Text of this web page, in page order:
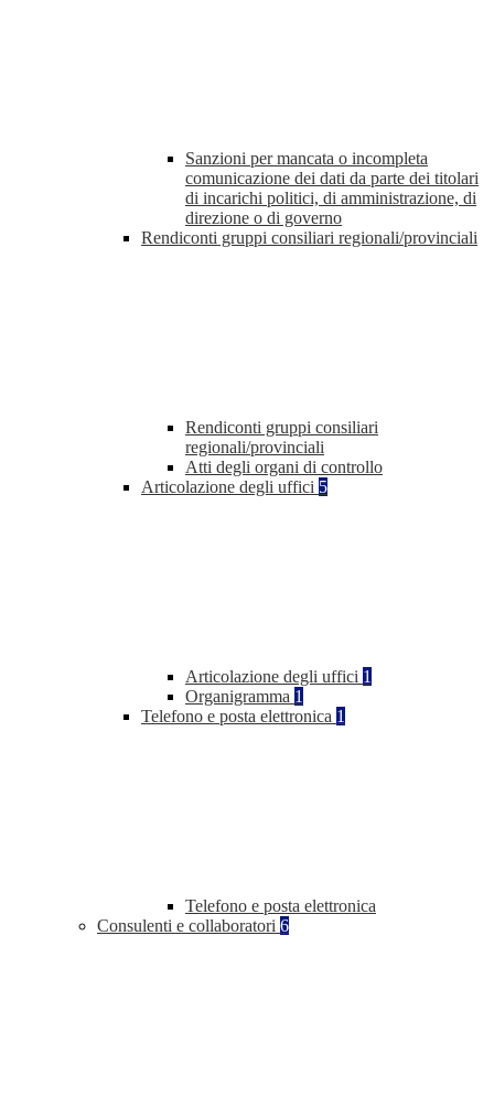
Sanzioni per mancata o incompleta
comunicazione dei dati da parte dei titolari
di incarichi politici, di amministrazione, di
direzione o di governo
Rendiconti gruppi consiliari regionali/provinciali
Rendiconti gruppi consiliari
regionali/provinciali
Atti degli organi di controllo
Articolazione degli uffici 5
Articolazione degli uffici 1
Organigramma 1
Telefono e posta elettronica 1
Telefono e posta elettronica
Consulenti e collaboratori 6